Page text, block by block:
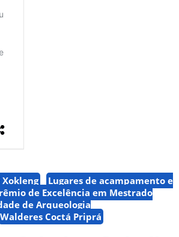
Lugares de acampamento e
de Excelência em Mestrado
de Arqueologia
Walderes Coctá Priprá